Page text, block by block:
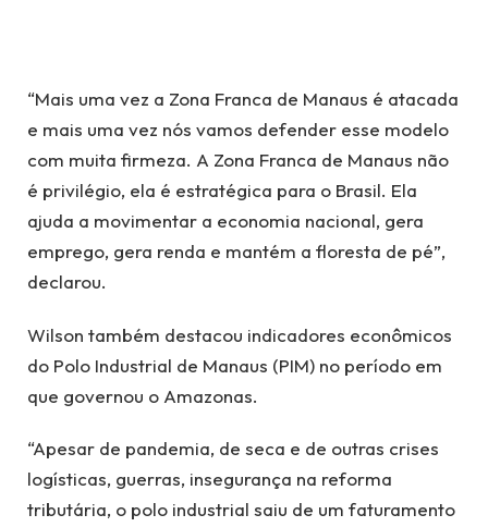
“Mais uma vez a Zona Franca de Manaus é atacada
e mais uma vez nós vamos defender esse modelo
com muita firmeza. A Zona Franca de Manaus não
é privilégio, ela é estratégica para o Brasil. Ela
ajuda a movimentar a economia nacional, gera
emprego, gera renda e mantém a floresta de pé”,
declarou.
Wilson também destacou indicadores econômicos
do Polo Industrial de Manaus (PIM) no período em
que governou o Amazonas.
“Apesar de pandemia, de seca e de outras crises
logísticas, guerras, insegurança na reforma
tributária, o polo industrial saiu de um faturamento